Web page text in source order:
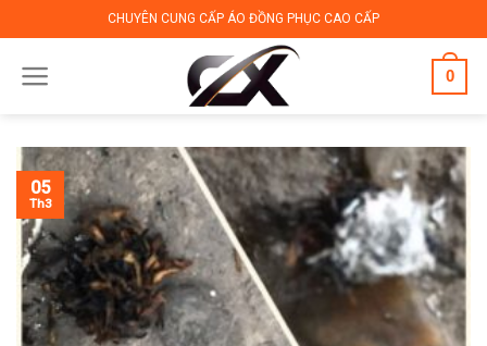
to
content
CHUYÊN CUNG CẤP ÁO ĐỒNG PHỤC CAO CẤP
0
05
Th3